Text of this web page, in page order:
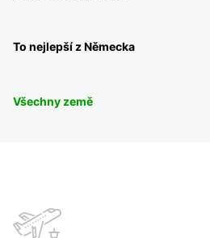
To nejlepší z Německa
Všechny země